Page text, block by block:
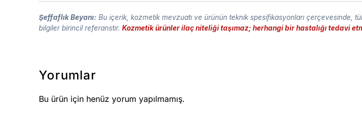
Şeffaflık Beyanı: Bu içerik, kozmetik mevzuatı ve ürünün teknik spesifikasyonları çerçevesinde,
bilgiler birincil referanstır. Kozmetik ürünler ilaç niteliği taşımaz; herhangi bir hastalığı tedavi
Yorumlar
Bu ürün için henüz yorum yapılmamış.